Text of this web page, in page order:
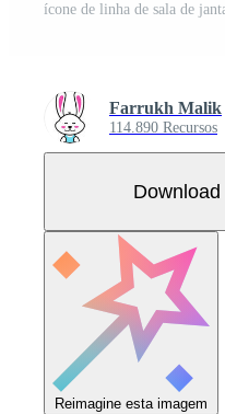
ícone de linha de sala de
Farrukh Malik
114.890 Recursos
Reimagine esta imagem